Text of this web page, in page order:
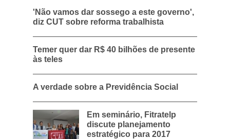
'Não vamos dar sossego a este governo',
diz CUT sobre reforma trabalhista
Temer quer dar R$ 40 bilhões de presente
às teles
A verdade sobre a Previdência Social
Em seminário, Fitratelp
discute planejamento
estratégico para 2017